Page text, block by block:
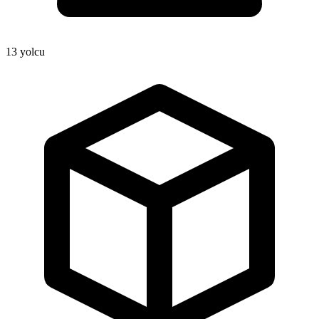
13 yolcu